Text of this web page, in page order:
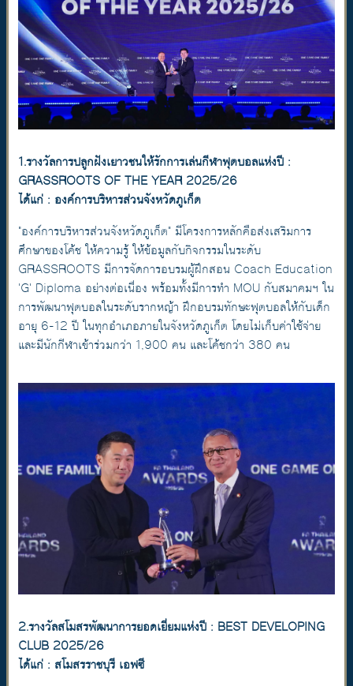
1.รางวัลการปลูกฝังเยาวชนให้รักการเล่นกีฬาฟุตบอลแห่งปี :
GRASSROOTS OF THE YEAR 2025/26
ได้แก่ : องค์การบริหารส่วนจังหวัดภูเก็ต
"องค์การบริหารส่วนจังหวัดภูเก็ต" มีโครงการหลักคือส่งเสริมการ
ศึกษาของโค้ช ให้ความรู้ ให้ข้อมูลกับกิจกรรมในระดับ
GRASSROOTS มีการจัดการอบรมผู้ฝึกสอน Coach Education
'G' Diploma อย่างต่อเนื่อง พร้อมทั้งมีการทำ MOU กับสมาคมฯ ใน
การพัฒนาฟุตบอลในระดับรากหญ้า ฝึกอบรมทักษะฟุตบอลให้กับเด็ก
อายุ 6-12 ปี ในทุกอำเภอภายในจังหวัดภูเก็ต โดยไม่เก็บค่าใช้จ่าย
และมีนักกีฬาเข้าร่วมกว่า 1,900 คน และโค้ชกว่า 380 คน
2.รางวัลสโมสรพัฒนาการยอดเยี่ยมแห่งปี : BEST DEVELOPING
CLUB 2025/26
ได้แก่ : สโมสรราชบุรี เอฟซี